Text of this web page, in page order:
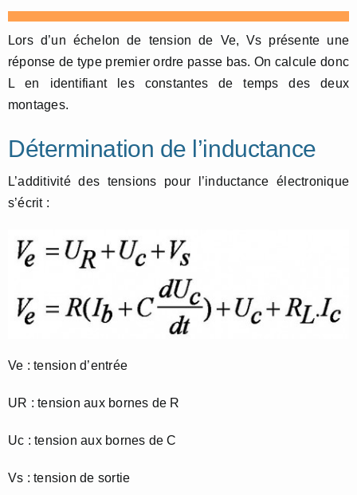
Lors d’un échelon de tension de Ve, Vs présente une
réponse de type premier ordre passe bas. On calcule donc
L en identifiant les constantes de temps des deux
montages.
Détermination de l’inductance
L’additivité des tensions pour l’inductance électronique
s’écrit :
Ve : tension d’entrée
UR : tension aux bornes de R
Uc : tension aux bornes de C
Vs : tension de sortie